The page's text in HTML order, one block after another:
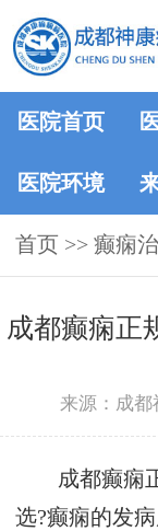
医院首页
医院环境
首页 >> 癫痫
成都癫痫正
来源：成都
成都癫痫
选?癫痫的发